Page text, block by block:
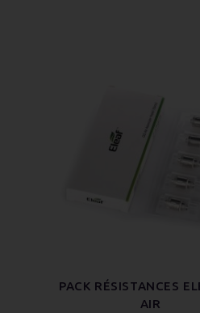
PACK RÉSISTANCES
AIR